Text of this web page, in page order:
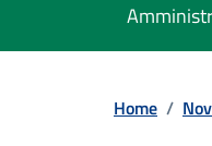
Home /